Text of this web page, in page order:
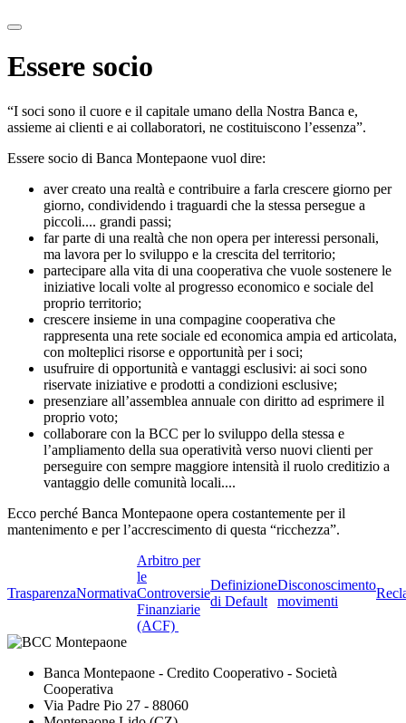
Essere socio
“I soci sono il cuore e il capitale umano della Nostra Banca e,
assieme ai clienti e ai collaboratori, ne costituiscono l’essenza”.
Essere socio di Banca Montepaone vuol dire:
aver creato una realtà e contribuire a farla crescere giorno per
giorno, condividendo i traguardi che la stessa persegue a
piccoli.... grandi passi;
far parte di una realtà che non opera per interessi personali,
ma lavora per lo sviluppo e la crescita del territorio;
partecipare alla vita di una cooperativa che vuole sostenere le
iniziative locali volte al progresso economico e sociale del
proprio territorio;
crescere insieme in una compagine cooperativa che
rappresenta una rete sociale ed economica ampia ed articolata,
con molteplici risorse e opportunità per i soci;
usufruire di opportunità e vantaggi esclusivi: ai soci sono
riservate iniziative e prodotti a condizioni esclusive;
presenziare all’assemblea annuale con diritto ad esprimere il
proprio voto;
collaborare con la BCC per lo sviluppo della stessa e
l’ampliamento della sua operatività verso nuovi clienti per
perseguire con sempre maggiore intensità il ruolo creditizio a
vantaggio delle comunità locali....
Ecco perché Banca Montepaone opera costantemente per il
mantenimento e per l’accrescimento di questa “ricchezza”.
TrasparenzaNormativa
Arbitro per
le
Controversie
Finanziarie
(ACF)
Definizione
di Default
Disconoscimento
movimenti
Banca Montepaone - Credito Cooperativo - Società
Cooperativa
Via Padre Pio 27 - 88060